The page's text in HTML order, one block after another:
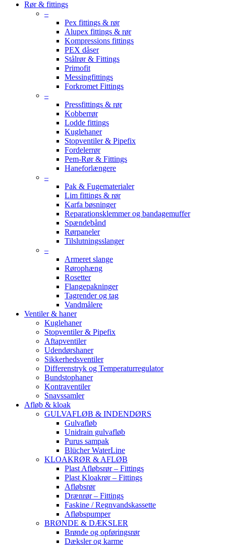
Rør & fittings
–
Pex fittings & rør
Alupex fittings & rør
Kompressions fittings
PEX dåser
Stålrør & Fittings
Primofit
Messingfittings
Forkromet Fittings
–
Pressfittings & rør
Kobberrør
Lodde fittings
Kuglehaner
Stopventiler & Pipefix
Fordelerrør
Pem-Rør & Fittings
Haneforlængere
–
Pak & Fugematerialer
Lim fittings & rør
Karfa bøsninger
Reparationsklemmer og bandagemuffer
Spændebånd
Rørpaneler
Tilslutningsslanger
–
Armeret slange
Rørophæng
Rosetter
Flangepakninger
Tagrender og tag
Vandmålere
Ventiler & haner
Kuglehaner
Stopventiler & Pipefix
Aftapventiler
Udendørshaner
Sikkerhedsventiler
Differenstryk og Temperaturregulator
Bundstophaner
Kontraventiler
Snavssamler
Afløb & kloak
GULVAFLØB & INDENDØRS
Gulvafløb
Unidrain gulvafløb
Purus sampak
Blücher WaterLine
KLOAKRØR & AFLØB
Plast Afløbsrør – Fittings
Plast Kloakrør – Fittings
Afløbsrør
Drænrør – Fittings
Faskine / Regnvandskassette
Afløbspumper
BRØNDE & DÆKSLER
Brønde og opføringsrør
Dæksler og karme